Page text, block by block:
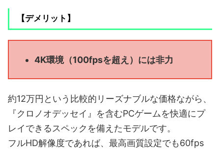
【デメリット】
4K環境（100fpsを超え）には非力
約12万円という比較的リーズナブルな価格ながら、
『クロノオデッセイ』を含むPCゲームを快適にプ
レイできるスペックを備えたモデルです。
フルHD解像度であれば、最高画質設定でも60fps